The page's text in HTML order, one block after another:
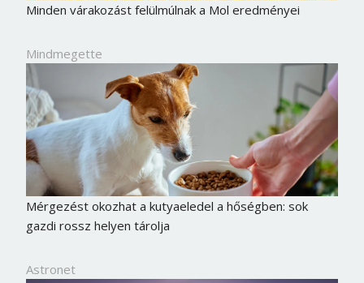
Minden várakozást felülmúlnak a Mol eredményei
Mindmegette
Mérgezést okozhat a kutyaeledel a hőségben: sok
gazdi rossz helyen tárolja
Astronet